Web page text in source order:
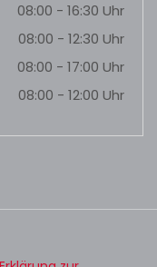
08:00 - 16:30 Uhr
08:00 - 12:30 Uhr
08:00 - 17:00 Uhr
08:00 - 12:00 Uhr